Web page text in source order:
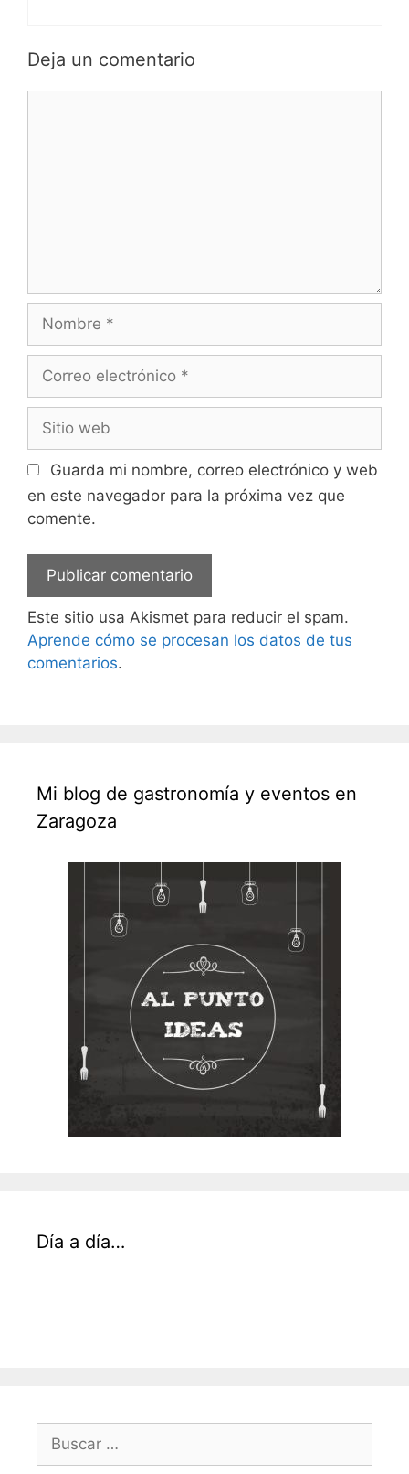
Deja un comentario
Nombre
Correo
Sitio
web
Guarda mi nombre, correo electrónico y web
en este navegador para la próxima vez que
comente.
Este sitio usa Akismet para reducir el spam.
Aprende cómo se procesan los datos de tus
comentarios.
Mi blog de gastronomía y eventos en
Zaragoza
Día a día…
Buscar: